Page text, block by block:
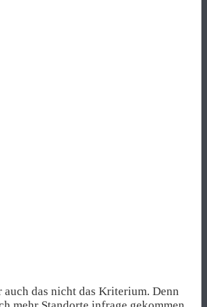
das nicht das Kriterium. Denn